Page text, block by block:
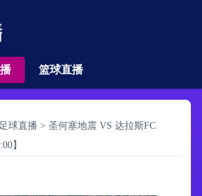
篮球直播
足球直播 > 圣何塞地震 VS 达拉斯FC
】